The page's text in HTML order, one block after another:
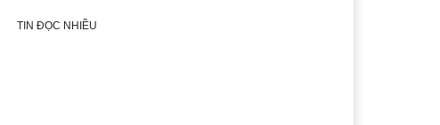
TIN ĐỌC NHIỀU